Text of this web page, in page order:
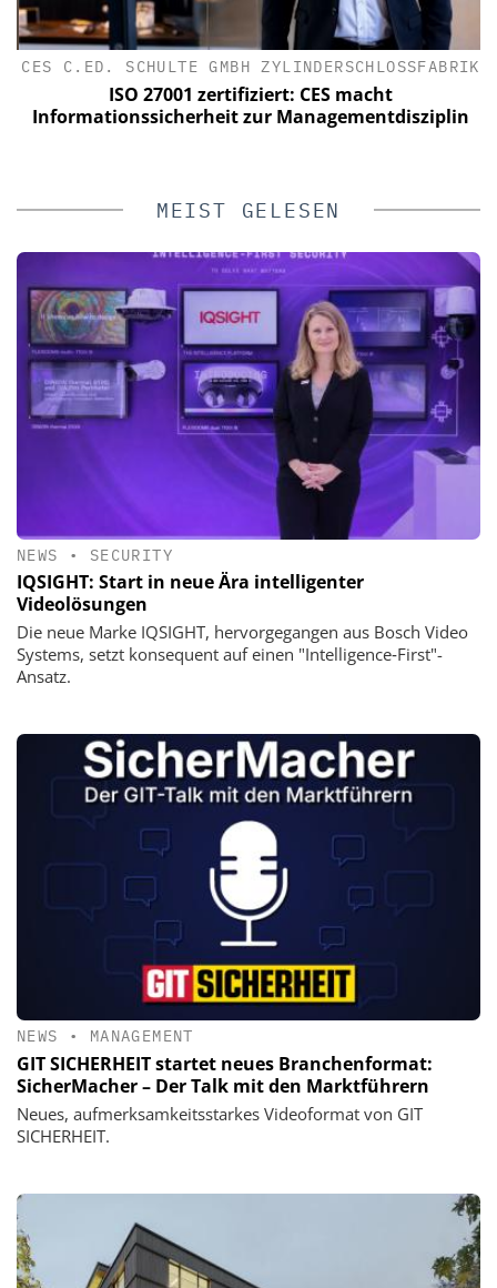
CES C.ED. SCHULTE GMBH ZYLINDERSCHLOSSFABRIK
ISO 27001 zertifiziert: CES macht
Informationssicherheit zur Managementdisziplin
MEIST GELESEN
NEWS • SECURITY
IQSIGHT: Start in neue Ära intelligenter
Videolösungen
Die neue Marke IQSIGHT, hervorgegangen aus Bosch Video
Systems, setzt konsequent auf einen "Intelligence‑First"-
Ansatz.
NEWS • MANAGEMENT
GIT SICHERHEIT startet neues Branchenformat:
SicherMacher – Der Talk mit den Marktführern
Neues, aufmerksamkeitsstarkes Videoformat von GIT
SICHERHEIT.